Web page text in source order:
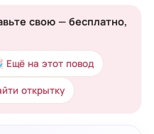
свою — бесплатно,
Ещё на этот повод
открытку